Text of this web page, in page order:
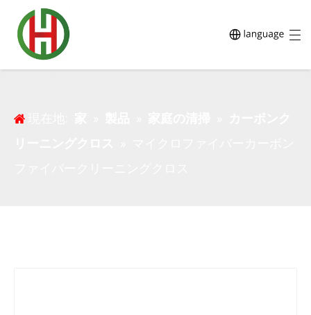
マイクロファイバーカーボンファイバークリーニングク